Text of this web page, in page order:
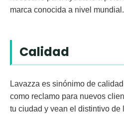
marca conocida a nivel mundial.
Calidad
Lavazza es sinónimo de calidad
como reclamo para nuevos
tu ciudad y vean el distintivo de